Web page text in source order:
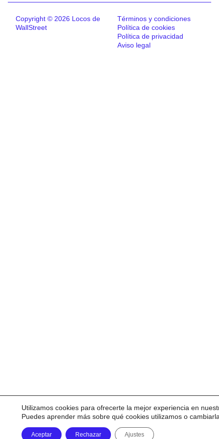
Copyright © 2026 Locos de
WallStreet
Términos y condiciones
Política de cookies
Política de privacidad
Aviso legal
Utilizamos cookies para ofrecerte la mejor experiencia en
Puedes aprender más sobre qué cookies utilizamos o
Aceptar Rechazar Ajustes